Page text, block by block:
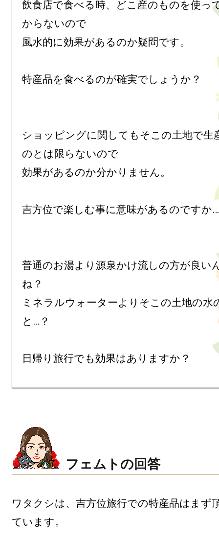
飲食店で食べる時、どこ産のものを使っ
からないので
風水的に効果があるのか疑問です。
特産品を食べるのが確実でしょうか？
ショッピングに関してもそこの土地で生
のとは限らないので
効果があるのか分かりません。
吉方位で楽しむ事に意味があるのですか
普通のお湯より源泉かけ流しの方が良い
ね？
ミネラルウォーターよりそこの土地の水
と…？
日帰り旅行でも効果はありますか？
フェムトの回答
ワタクシは、吉方位旅行での特産品はまず
ています。